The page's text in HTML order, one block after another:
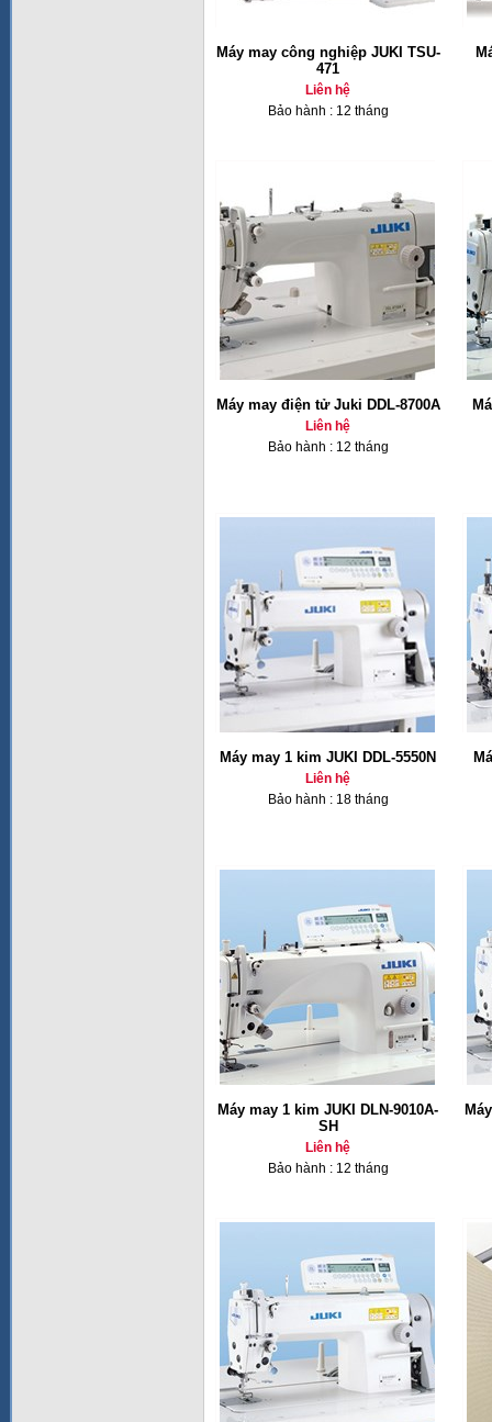
Máy may công nghiệp JUKI TSU-
471
Liên hệ
Bảo hành : 12 tháng
Máy may điện tử Juki DDL-8700A
Liên hệ
Bảo hành : 12 tháng
Máy may 1 kim JUKI DDL-5550N
Liên hệ
Bảo hành : 18 tháng
Máy may 1 kim JUKI DLN-9010A-
SH
Liên hệ
Bảo hành : 12 tháng